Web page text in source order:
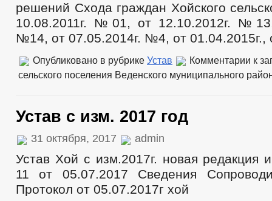
решений Схода граждан Хойского
10.08.2011г. №01, от 12.10.2012г.
№14, от 07.05.2014г. №4, от 01.04.2015г.,
Опубликовано в рубрике Устав Комментарии к
сельского поселения Веденского муниципального
Устав с изм. 2017 год
31 октября, 2017 admin
Устав Хой с изм.2017г. новая
11 от 05.07.2017 Сведения
Протокол от 05.07.2017г хой